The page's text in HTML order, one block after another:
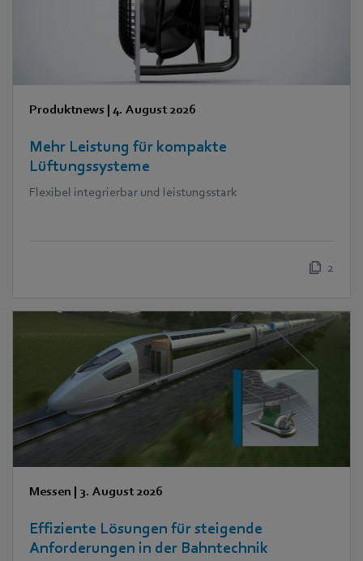
Produktnews | 4. August 2026
Mehr Leistung für kompakte
Lüftungssysteme
Flexibel integrierbar und leistungsstark
2
Messen | 3. August 2026
Effiziente Lösungen für steigende
Anforderungen in der Bahntechnik